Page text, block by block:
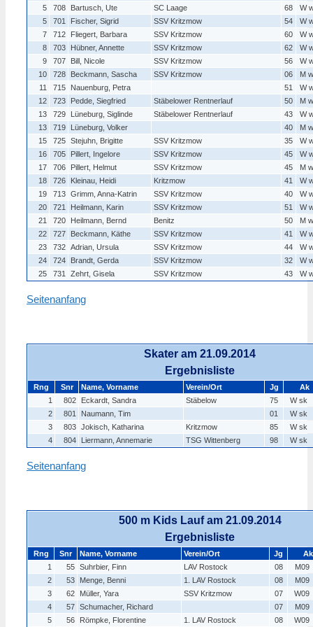
5
708 Bartusch, Ute SC Laage 68
W
5
701 Fischer, Sigrid SSV Kritzmow 54
W
7
712 Fliegert, Barbara SSV Kritzmow 60
W
8
703 Hübner, Annette SSV Kritzmow 62
W
9
707 Bill, Nicole SSV Kritzmow 56
W
10
728 Beckmann, Sascha SSV Kritzmow 06
M
11
715 Nauenburg, Petra 51
W
12
723 Pedde, Siegfried Stäbelower Rentnerlauf 50
M
13
729 Lüneburg, Siglinde Stäbelower Rentnerlauf 43
W
13
719 Lüneburg, Volker 40
M
15
725 Stejuhn, Brigitte SSV Kritzmow 35
W
16
705 Pillert, Ingelore SSV Kritzmow 45
W
17
706 Pillert, Helmut SSV Kritzmow 45
M
18
726 Kleinau, Heidi Kritzmow 41
W
19
713 Grimm, Anna-Katrin SSV Kritzmow 40
W
20
721 Heilmann, Karin SSV Kritzmow 51
W
21
720 Heilmann, Bernd Benitz 50
M
22
727 Beckmann, Käthe SSV Kritzmow 41
W
23
732 Adrian, Ursula SSV Kritzmow 44
W
24
724 Brandt, Gerda SSV Kritzmow 32
W
25
731 Zehrt, Gisela SSV Kritzmow 43 W
Seitenanfang
Skater am 21.09.2014
Ergebnisliste
Rng Snr Name, Vorname Verein/Ort Jg
Ak
1
802 Eckardt, Sandra Stäbelow 75
W sk
2
801 Naumann, Tim 01
W sk
3
803 Jokisch, Katharina Kritzmow 85
W sk
4
804 Liermann, Annemarie TSG Wittenberg 98 W sk
Seitenanfang
500 m Kids Lauf am 21.09.2014
Ergebnisliste
Rng Snr Name, Vorname Verein/Ort Jg
Ak
1
55 Suhrbier, Finn LAV Rostock 08
M09
2
53 Menge, Benni 1. LAV Rostock 08
M09
3
62 Müller, Yara SSV Kritzmow 07
W09
4
57 Schumacher, Richard 07
M09
5
56 Römpke, Florentine 1. LAV Rostock 08 W09